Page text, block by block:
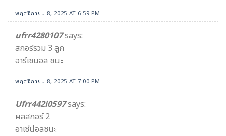
พฤศจิกายน 8, 2025 AT 6:59 PM
ufrr4280107says:
สกอร์รวม 3 ลูก
อาร์เซนอล ชนะ
พฤศจิกายน 8, 2025 AT 7:00 PM
Ufrr442i0597says:
ผลสกอร์ 2
อาเซ่น่อลชนะ